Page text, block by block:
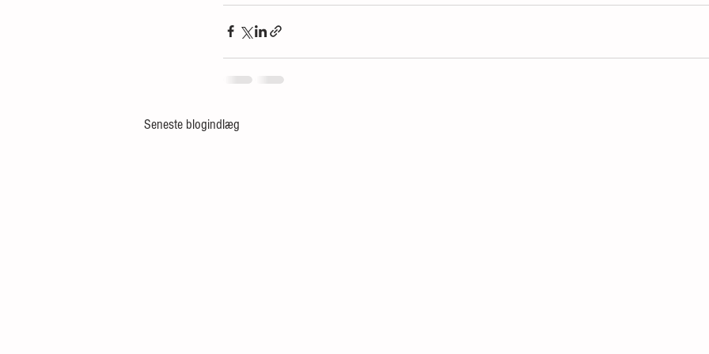
Seneste blogindlæg